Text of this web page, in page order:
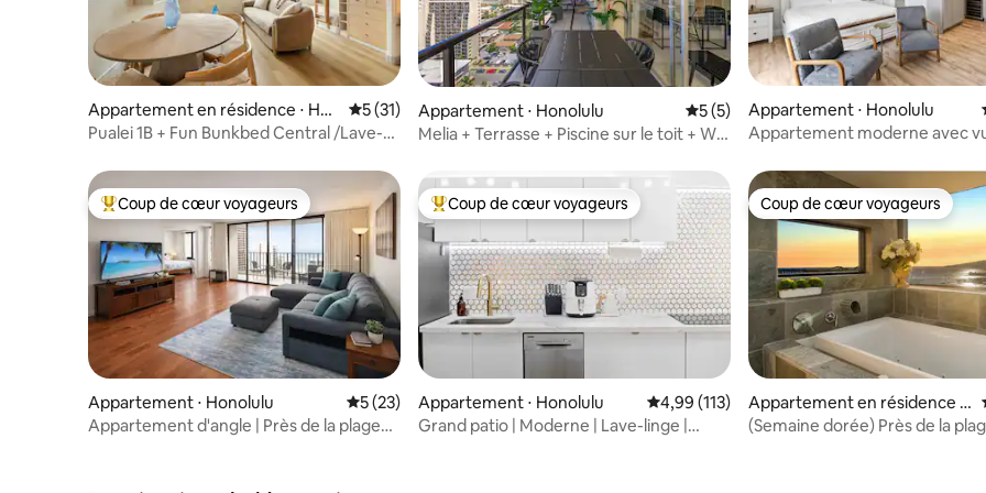
Appartement en résidence ⋅ Hon
olulu
Évaluation moyenne sur la base de 31 commentaires : 5 sur 5
5 (31)
Pualei 1B + Fun Bunkbed Central /Lave-
Appartement ⋅ Honolulu Évaluation moyenne sur la base de 5
5 (5)
Melia + Terrasse + Piscine sur le toit + WD
Appartement ⋅ Honolulu
Appartement moderne avec
Coups de cœur voyageurs les plus appréciés
Coup de cœur voyageurs
Appartement ⋅ Honolulu Évaluation moyenne sur la base de 23 commentaires : 5 sur 5
5 (23)
Appartement d'angle | Près de la plage
Coups de cœur voyageurs les plus appréciés
Coup de cœur voyageurs
Appartement ⋅ Honolulu Évaluation moyenne sur la base de 113
4,99 (113)
Grand patio | Moderne | Lave-linge |
Coup de cœur voyageurs
Coup de cœur voyageurs
Appartement en résidence ⋅
Honolulu
(Semaine dorée) Près de la